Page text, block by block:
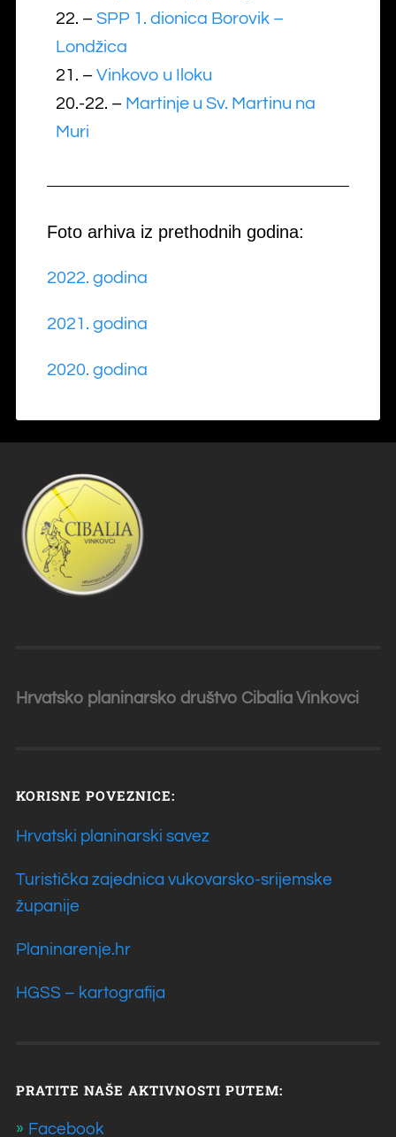
22. – SPP 1. dionica Borovik –
Londžica
21. – Vinkovo u Iloku
20.-22. – Martinje u Sv. Martinu na
Muri
Foto arhiva iz prethodnih godina:
2022. godina
2021. godina
2020. godina
Hrvatsko planinarsko društvo Cibalia Vinkovci
KORISNE POVEZNICE:
Hrvatski planinarski savez
Turistička zajednica vukovarsko-srijemske
županije
Planinarenje.hr
HGSS – kartografija
PRATITE NAŠE AKTIVNOSTI PUTEM:
Facebook